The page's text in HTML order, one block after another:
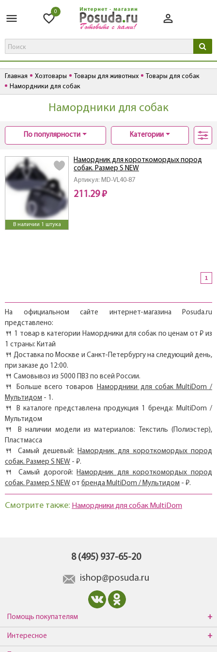
0
Главная Хозтовары Товары для животных
Товары для собак
Намордники для собак
Намордники для собак
По популярности Категории
В наличии 1 штука
Артикул: MD-VL40-87
Намордник для короткомордых пород
собак. Размер S NEW
211.29 ₽
1
На официальном сайте интернет-магазина Posuda.ru
представлено:
🍴 1 товар в категории Намордники для собак по ценам от ₽ из
1 страны: Китай
🍴 Доставка по Москве и Санкт-Петербургу на следующий день,
при заказе до 12:00.
🍴 Самовывоз из 5000 ПВЗ по всей России.
🍴 Больше всего товаров Намордники для собак MultiDom /
Мультидом - 1.
🍴 В каталоге представлена продукция 1 бренда: MultiDom /
Мультидом
🍴 В наличии модели из материалов: Текстиль (Полиэстер),
Пластмасса
🍴 Самый дешевый:Намордник для короткомордых пород
собак. Размер S NEW - ₽.
🍴 Самый дорогой:Намордник для короткомордых пород
собак. Размер S NEW от бренда MultiDom / Мультидом - ₽.
Смотрите также: Намордники для собак MultiDom
8 (495) 937-65-20
ishop@posuda.ru
Помощь покупателям
Интересное